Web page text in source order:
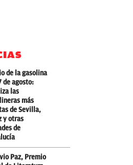
de la gasolina
de agosto:
las
más
de Sevilla,
y otras
de
Paz, Premio